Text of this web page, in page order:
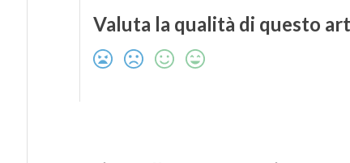
Valuta la qualità di questo